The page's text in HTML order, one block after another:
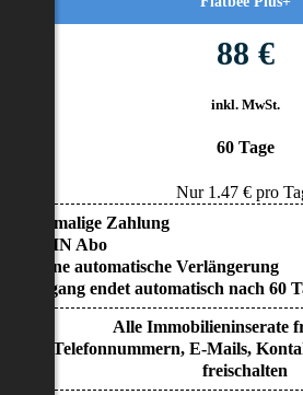
88 €
inkl. MwSt.
60 Tage
Nur 1.47€ pro
• Einmalige Zahlung
• KEIN Abo
• Keine automatische Verlängerung
• Zugang endet automatisch nach 60
Alle Immobilieninserate
Alle Telefonnummern, E-Mails,
freischalten